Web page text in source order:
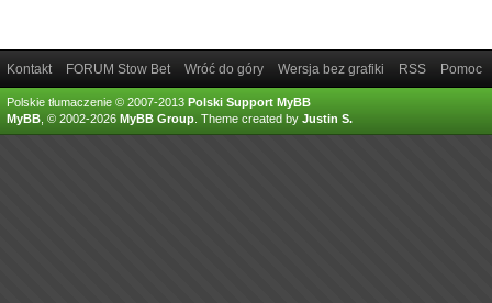
Kontakt FORUM Stow Bet Wróć do góry Wersja bez grafiki RSS Pomoc
Polskie tłumaczenie © 2007-2013 Polski Support MyBB
MyBB , © 2002-2026 MyBB Group Theme created by Justin S.